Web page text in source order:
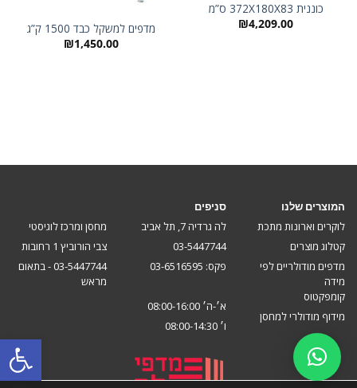
פתח
כוננית 372X180X83 ס”מ
₪4,209.00
מדפים למשקל כבד 1500 ק”ג
₪1,450.00
המוצרים שלנו
לוקרים וארונות מתכת
קטלוג מוצרים
מדפים מודולריים לפי
מידה
קומפקטוס
מידוף מודולרי למחסן
סניפים
לה גרדיה 7, תל אביב
03-5447744
פקס: 03-6516595
א׳-ה׳ 08:00-16:00
ו׳ 08:00-14:30
מחסן ומרכז לוגיסטי
צבי הורוביץ 1 רחובות
03-5447744 - בתאום
מראש